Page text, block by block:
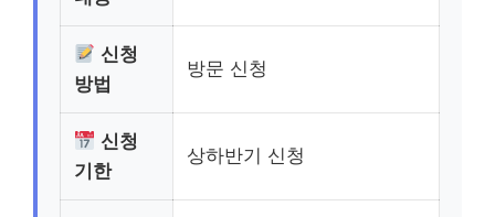
신청
방법
방문 신청
신청
기한
상하반기 신청